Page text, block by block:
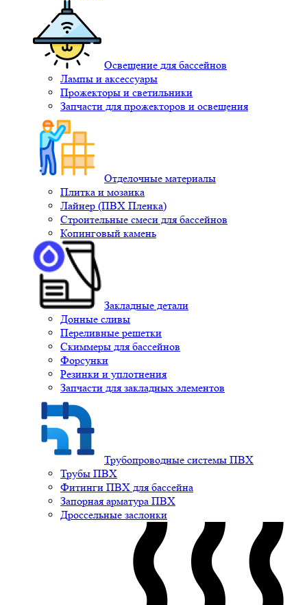
Освещение для бассейнов
Лампы и аксессуары
Прожекторы и светильники
Запчасти для прожекторов и освещения
Отделочные материалы
Плитка и мозаика
Лайнер (ПВХ Пленка)
Строительные смеси для бассейнов
Копинговый камень
Закладные детали
Донные сливы
Переливные решетки
Скиммеры для бассейнов
Форсунки
Резинки и уплотнения
Запчасти для закладных элементов
Трубопроводные системы ПВХ
Трубы ПВХ
Фитинги ПВХ для бассейна
Запорная арматура ПВХ
Дроссельные заслонки